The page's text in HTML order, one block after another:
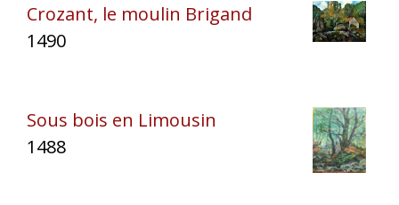
Crozant, le moulin Brigand
1490
Sous bois en Limousin
1488